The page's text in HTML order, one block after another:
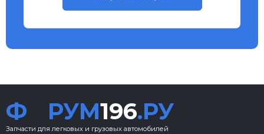
Ф РУМ196.РУ
Запчасти для легковых и грузовых автомобилей